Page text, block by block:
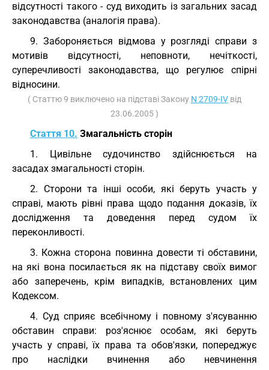
відсутності такого - суд виходить із загальних засад
законодавства (аналогія права).
9. Забороняється відмова у розгляді справи з
мотивів відсутності, неповноти, нечіткості,
суперечливості законодавства, що регулює спірні
відносини.
( Статтю 9 виключено на підставі Закону N 2709-IV від
23.06.2005 )
Стаття 10. Змагальність сторін
1. Цивільне судочинство здійснюється на
засадах змагальності сторін.
2. Сторони та інші особи, які беруть участь у
справі, мають рівні права щодо подання доказів, їх
дослідження та доведення перед судом їх
переконливості.
3. Кожна сторона повинна довести ті обставини,
на які вона посилається як на підставу своїх вимог
або заперечень, крім випадків, встановлених цим
Кодексом.
4. Суд сприяє всебічному і повному з'ясуванню
обставин справи: роз'яснює особам, які беруть
участь у справі, їх права та обов'язки, попереджує
про наслідки вчинення або невчинення